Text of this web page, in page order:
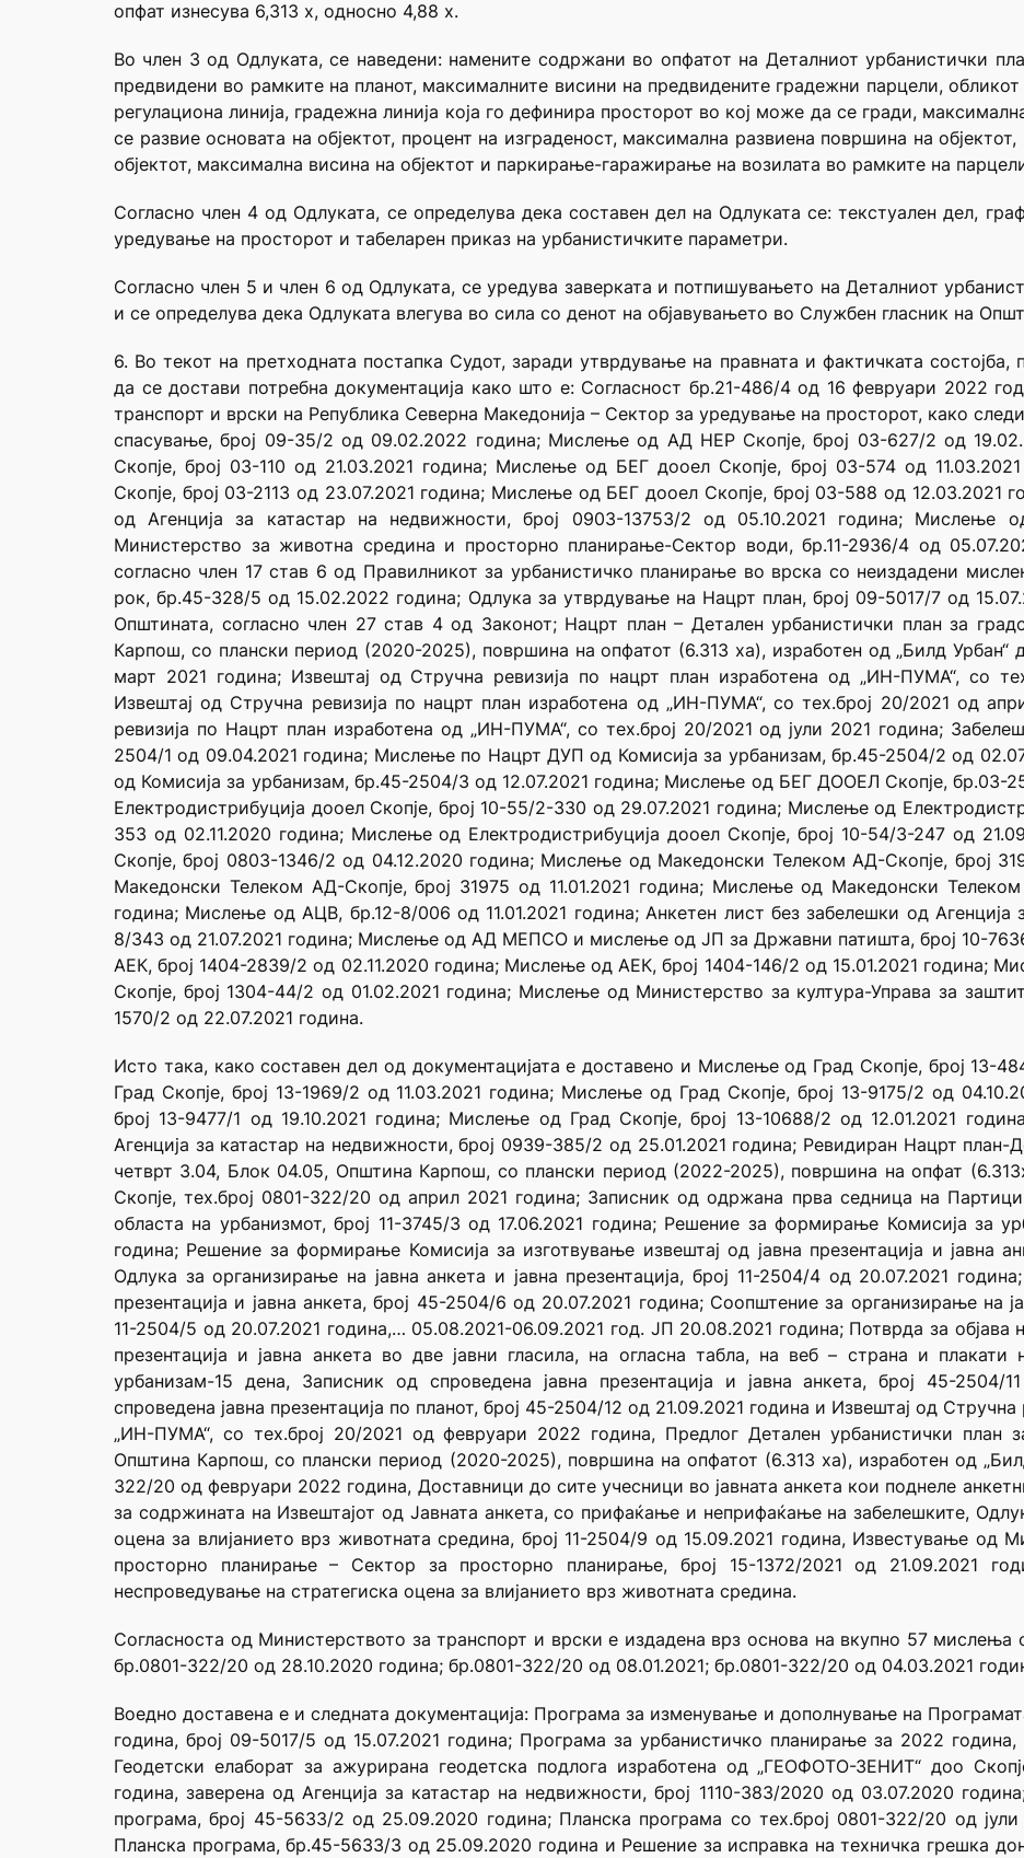
опфат изнесува 6,313 х, односно 4,88 х.
Во член 3 од Одлуката, се наведени: намените содржани во опфатот на Деталниот урбанистички
предвидени во рамките на планот, максималните висини на предвидените градежни парцели,
регулациона линија, градежна линија која го дефинира просторот во кој може да се гради,
се развие основата на објектот, процент на изграденост, максимална развиена површина на
објектот, максимална висина на објектот и паркирање-гаражирање на возилата во рамките на
Согласно член 4 од Одлуката, се определува дека составен дел на Одлуката се: текстуален дел,
уредување на просторот и табеларен приказ на урбанистичките параметри.
Согласно член 5 и член 6 од Одлуката, се уредува заверката и потпишувањето на Деталниот
и се определува дека Одлуката влегува во сила со денот на објавувањето во Службен гласник на
6. Во текот на претходната постапка Судот, заради утврдување на правната и фактичката
да се достави потребна документација како што е: Согласност бр.21-486/4 од 16 февруари 2022
транспорт и врски на Република Северна Македонија – Сектор за уредување на просторот, како
спасување, број 09-35/2 од 09.02.2022 година; Мислење од АД НЕР Скопје, број 03-627/2 од
Скопје, број 03-110 од 21.03.2021 година; Мислење од БЕГ дооел Скопје, број 03-574 од
Скопје, број 03-2113 од 23.07.2021 година; Мислење од БЕГ дооел Скопје, број 03-588 од 12.03.2021
од Агенција за катастар на недвижности, број 0903-13753/2 од 05.10.2021 година; Мислење
Министерство за животна средина и просторно планирање-Сектор води, бр.11-2936/4 од
согласно член 17 став 6 од Правилникот за урбанистичко планирање во врска со неиздадени
рок, бр.45-328/5 од 15.02.2022 година; Одлука за утврдување на Нацрт план, број 09-5017/7 од
Општината, согласно член 27 став 4 од Законот; Нацрт план – Детален урбанистички план за
Карпош, со плански период (2020-2025), површина на опфатот (6.313 ха), изработен од „Билд Урбан“
март 2021 година; Извештај од Стручна ревизија по нацрт план изработена од „ИН-ПУМА“, со
Извештај од Стручна ревизија по нацрт план изработена од „ИН-ПУМА“, со тех.број 20/2021 од
ревизија по Нацрт план изработена од „ИН-ПУМА“, со тех.број 20/2021 од јули 2021 година;
2504/1 од 09.04.2021 година; Мислење по Нацрт ДУП од Комисија за урбанизам, бр.45-2504/2 од
од Комисија за урбанизам, бр.45-2504/3 од 12.07.2021 година; Мислење од БЕГ ДООЕЛ Скопје, бр.03-
Електродистрибуција дооел Скопје, број 10-55/2-330 од 29.07.2021 година; Мислење од
353 од 02.11.2020 година; Мислење од Електродистрибуција дооел Скопје, број 10-54/3-247 од
Скопје, број 0803-1346/2 од 04.12.2020 година; Мислење од Македонски Телеком АД-Скопје, број
Македонски Телеком АД-Скопје, број 31975 од 11.01.2021 година; Мислење од Македонски
година; Мислење од АЦВ, бр.12-8/006 од 11.01.2021 година; Анкетен лист без забелешки од Агенција
8/343 од 21.07.2021 година; Мислење од АД МЕПСО и мислење од ЈП за Државни патишта, број 10-
АЕК, број 1404-2839/2 од 02.11.2020 година; Мислење од АЕК, број 1404-146/2 од 15.01.2021 година;
Скопје, број 1304-44/2 од 01.02.2021 годинa; Мислење од Министерство за култура-Управа за
1570/2 од 22.07.2021 година.
Исто така, како составен дел од документацијата е доставено и Мислење од Град Скопје, број 13-
Град Скопје, број 13-1969/2 од 11.03.2021 година; Мислење од Град Скопје, број 13-9175/2 од
број 13-9477/1 од 19.10.2021 година; Мислење од Град Скопје, број 13-10688/2 од 12.01.2021
Агенција за катастар на недвижности, број 0939-385/2 од 25.01.2021 година; Ревидиран Нацрт план-
четврт З.04, Блок 04.05, Општина Карпош, со плански период (2022-2025), површина на опфат
Скопје, тех.број 0801-322/20 од април 2021 година; Записник од одржана прва седница на
областа на урбанизмот, број 11-3745/3 од 17.06.2021 година; Решение за формирање Комисија за
година; Решение за формирање Комисија за изготвување извештај од јавна презентација и јавна
Одлука за организирање на јавна анкета и јавна презентација, број 11-2504/4 од 20.07.2021
презентација и јавна анкета, број 45-2504/6 од 20.07.2021 година; Соопштение за организирање на
11-2504/5 од 20.07.2021 година,… 05.08.2021-06.09.2021 год. ЈП 20.08.2021 година; Потврда за објава
презентација и јавна анкета во две јавни гласила, на огласна табла, на веб – страна и
урбанизам-15 дена, Записник од спроведена јавна презентација и јавна анкета, број 45-2504/
спроведена јавна презентација по планот, број 45-2504/12 од 21.09.2021 година и Извештај од
„ИН-ПУМА“, со тех.број 20/2021 од февруари 2022 година, Предлог Детален урбанистички план
Општина Карпош, со плански период (2020-2025), површина на опфатот (6.313 ха), изработен од
322/20 од февруари 2022 година, Доставници до сите учесници во јавната анкета кои поднеле
за содржината на Извештајот од Јавната анкета, со прифаќање и неприфаќање на забелешките,
оцена за влијанието врз животната средина, број 11-2504/9 од 15.09.2021 година, Известување од
просторно планирање – Сектор за просторно планирање, број 15-1372/2021 од 21.09.2021
неспроведување на стратегиска оцена за влијанието врз животната средина.
Согласноста од Министерството за транспорт и врски е издадена врз основа на вкупно 57
бр.0801-322/20 од 28.10.2020 година; бр.0801-322/20 од 08.01.2021; бр.0801-322/20 од 04.03.2021
Воедно доставена е и следната документација: Програма за изменување и дополнување на
година, број 09-5017/5 од 15.07.2021 година; Програма за урбанистичко планирање за 2022
Геодетски елаборат за ажурирана геодетска подлога изработена од „ГЕОФОТО-ЗЕНИТ“ доо
година, заверена од Агенција за катастар на недвижности, број 1110-383/2020 од 03.07.2020
програма, број 45-5633/2 од 25.09.2020 година; Планска програма со тех.број 0801-322/20 од
Планска програма, бр.45-5633/3 од 25.09.2020 година и Решение за исправка на техничка грешка